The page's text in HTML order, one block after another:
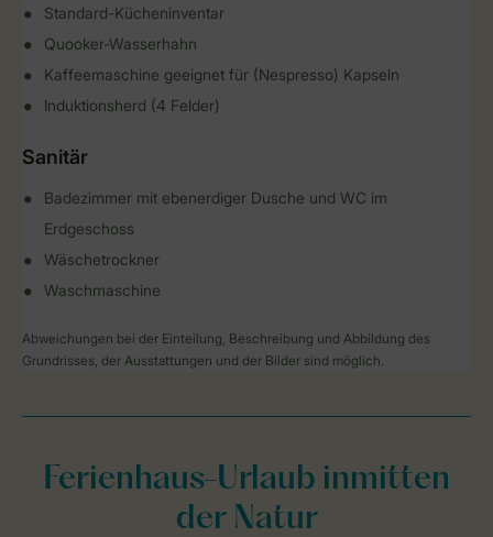
Standard-Kücheninventar
Quooker-Wasserhahn
Kaffeemaschine geeignet für (Nespresso) Kapseln
Induktionsherd (4 Felder)
Sanitär
Badezimmer mit ebenerdiger Dusche und WC im
Erdgeschoss
Wäschetrockner
Waschmaschine
Abweichungen bei der Einteilung, Beschreibung und Abbildung des
Grundrisses, der Ausstattungen und der Bilder sind möglich.
Ferienhaus-Urlaub inmitten
der Natur